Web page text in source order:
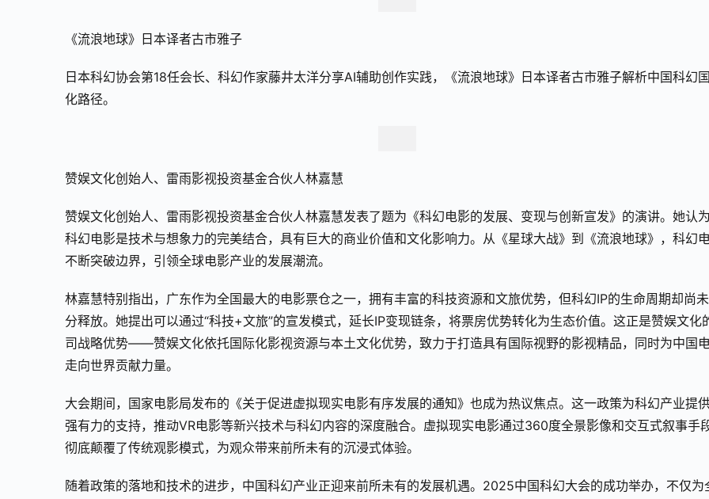
《流浪地球》日本译者古市雅子
日本科幻协会第18任会长、科幻作家藤井太洋分享AI辅助创作实践，《流浪地球》日本译者古市雅子解析中国科幻
化路径。
赞娱文化创始人、雷雨影视投资基金合伙人林嘉慧
赞娱文化创始人、雷雨影视投资基金合伙人林嘉慧发表了题为《科幻电影的发展、变现与创新宣发》的演讲。她认
科幻电影是技术与想象力的完美结合，具有巨大的商业价值和文化影响力。从《星球大战》到《流浪地球》，科幻
不断突破边界，引领全球电影产业的发展潮流。
林嘉慧特别指出，广东作为全国最大的电影票仓之一，拥有丰富的科技资源和文旅优势，但科幻IP的生命周期却尚
分释放。她提出可以通过“科技+文旅”的宣发模式，延长IP变现链条，将票房优势转化为生态价值。这正是赞娱文化
司战略优势——赞娱文化依托国际化影视资源与本土文化优势，致力于打造具有国际视野的影视精品，同时为中国
走向世界贡献力量。
大会期间，国家电影局发布的《关于促进虚拟现实电影有序发展的通知》也成为热议焦点。这一政策为科幻产业提
强有力的支持，推动VR电影等新兴技术与科幻内容的深度融合。虚拟现实电影通过360度全景影像和交互式叙事手
彻底颠覆了传统观影模式，为观众带来前所未有的沉浸式体验。
随着政策的落地和技术的进步，中国科幻产业正迎来前所未有的发展机遇。2025中国科幻大会的成功举办，不仅为